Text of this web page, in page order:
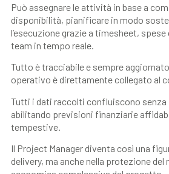
Può assegnare le attività in base a
disponibilità, pianificare in modo
l’esecuzione grazie a timesheet,
team in tempo reale.
Tutto è tracciabile e sempre
operativo è direttamente collegato al
Tutti i dati raccolti confluiscono senza
abilitando previsioni finanziarie
tempestive.
Il Project Manager diventa così una
delivery, ma anche nella protezione del